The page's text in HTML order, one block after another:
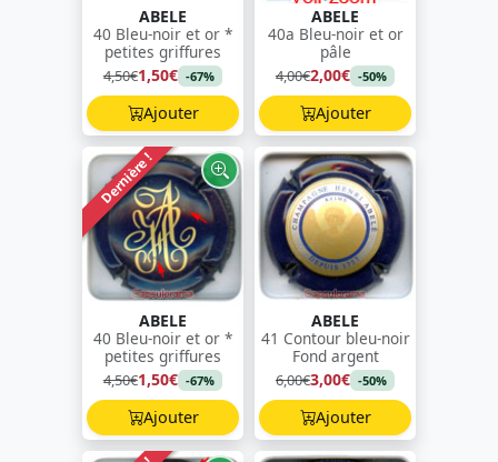
ABELE
40 Bleu-noir et or *
petites griffures
4,50€1,50€ -67%
Ajouter
ABELE
40a Bleu-noir et or
pâle
4,00€2,00€ -50%
Ajouter
Dernière !
ABELE
40 Bleu-noir et or *
petites griffures
4,50€1,50€ -67%
Ajouter
ABELE
41 Contour bleu-noir
Fond argent
6,00€3,00€ -50%
Ajouter